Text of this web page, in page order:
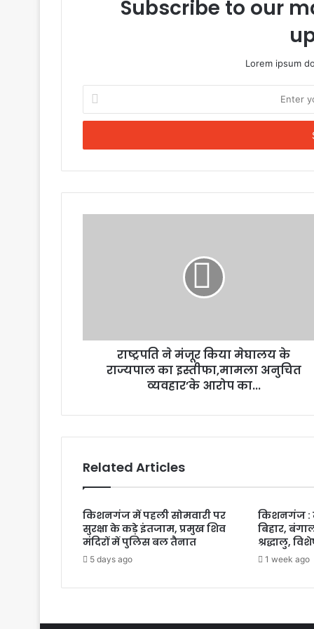
Subscribe to our
Lorem ipsum
your
Email
राष्ट्रपति ने मंजूर किया मेघालय के
राज्यपाल का इस्तीफा,मामला अनुचित
व्यवहार’के आरोप का...
Related Articles
किशनगंज में पहली सोमवारी पर
सुरक्षा के कड़े इंतजाम, प्रमुख शिव
मंदिरों में पुलिस बल तैनात
5 days ago
किशनगंज :
बिहार,
श्रद्धालु,
1 week ago